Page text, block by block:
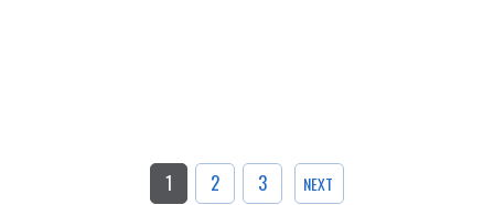
1 2 3 NEXT